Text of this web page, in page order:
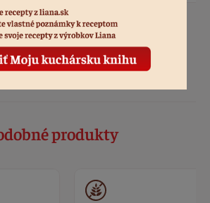
produkty